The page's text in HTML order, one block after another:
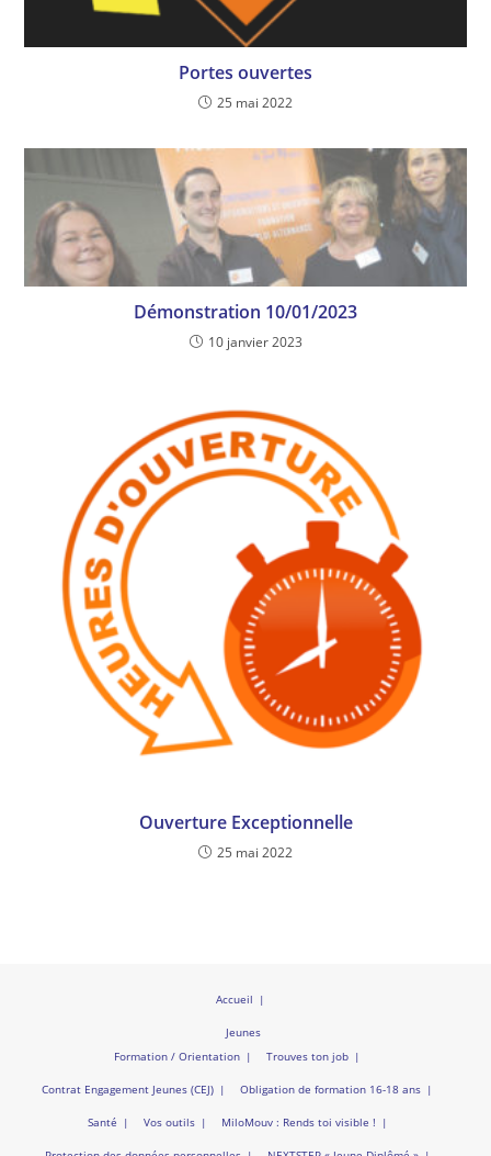
Portes ouvertes
25 mai 2022
Démonstration 10/01/2023
10 janvier 2023
Ouverture Exceptionnelle
25 mai 2022
Accueil
Jeunes
Formation / Orientation
Trouves ton job
Contrat Engagement Jeunes (CEJ) Obligation de formation 16-18 ans
Santé Vos outils MiloMouv : Rends toi visible !